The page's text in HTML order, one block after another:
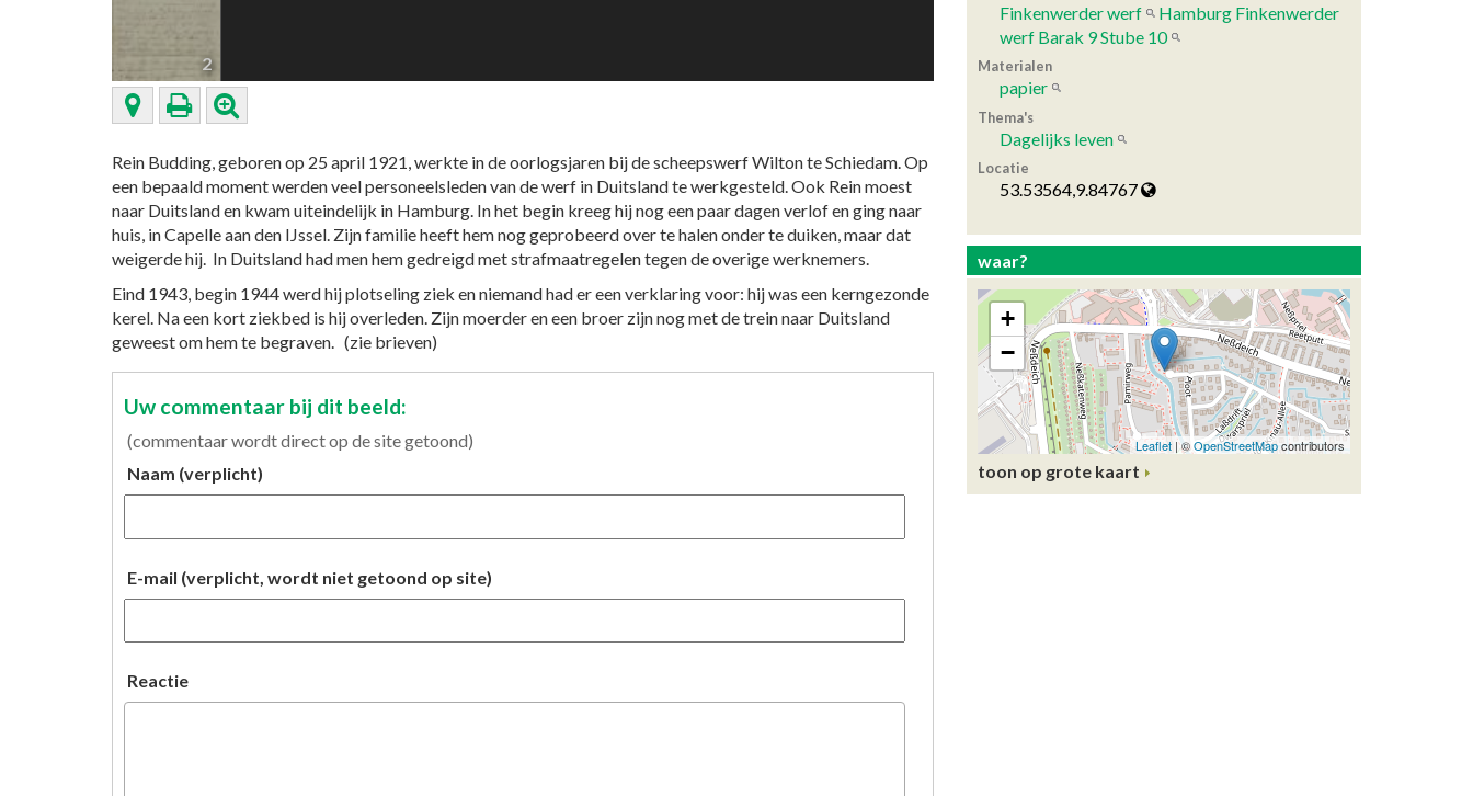
2
Rein Budding, geboren op 25 april 1921, werkte in de oorlogsjaren bij de scheepswerf Wilton te Schiedam. Op
een bepaald moment werden veel personeelsleden van de werf in Duitsland te werkgesteld. Ook Rein moest
naar Duitsland en kwam uiteindelijk in Hamburg. In het begin kreeg hij nog een paar dagen verlof en ging naar
huis, in Capelle aan den IJssel. Zijn familie heeft hem nog geprobeerd over te halen onder te duiken, maar dat
weigerde hij. In Duitsland had men hem gedreigd met strafmaatregelen tegen de overige werknemers.
Eind 1943, begin 1944 werd hij plotseling ziek en niemand had er een verklaring voor: hij was een kerngezonde
kerel. Na een kort ziekbed is hij overleden. Zijn moerder en een broer zijn nog met de trein naar Duitsland
geweest om hem te begraven. (zie brieven)
Uw commentaar bij dit beeld:
(commentaar wordt direct op de site getoond)
Naam (verplicht)
E-mail (verplicht, wordt niet getoond op site)
Reactie
Finkenwerder werf
Hamburg Finkenwerder
werf Barak 9 Stube 10
Materialen
papier
Thema's
Dagelijks leven
Locatie
53.53564,9.84767
waar?
toon op grote kaart